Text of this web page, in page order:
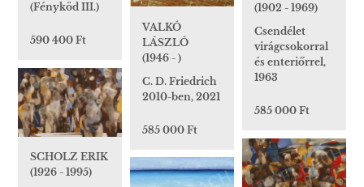
(Fényköd III.)
590 400 Ft
(1902 - 1969)
Csendélet
virágcsokorral
és enteriőrrel,
1963
585 000 Ft
VALKÓ
LÁSZLÓ
(1946 - )
C. D. Friedrich
2010-ben, 2021
585 000 Ft
SCHOLZ ERIK
(1926 - 1995)